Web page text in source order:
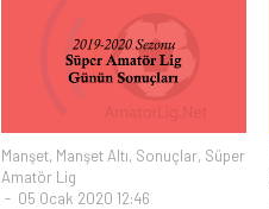
Manşet, Manşet Altı, Sonuçlar, Süper
Amatör Lig
05 Ocak 2020 12:46